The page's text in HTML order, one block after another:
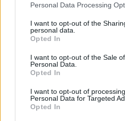
Personal Data Processing
I want to opt-out of the
personal data.
Opted In
I want to opt-out of the Sale
Personal Data.
Opted In
I want to opt-out of
Personal Data for Targeted
Opted In
TRENDING
ΔΑΣΚΑΛΑ #ΕΛΛΗΝΙΚΟ
ΔΕΕΠ ΗΡΑΚΛΕΙΟΥ
ΣΧΕΤΙΚΆ ΆΡΘΡΑ